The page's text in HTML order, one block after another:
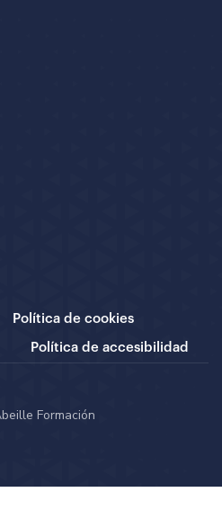
Política de cookies
Política de accesibilidad
Formación